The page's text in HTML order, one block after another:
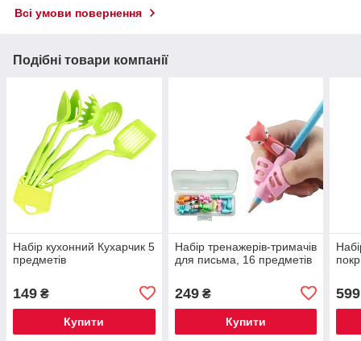
Всі умови повернення
Подібні товари компанії
Набір кухонний Кухарчик 5
предметів
149 ₴
Купити
Набір тренажерів-тримачів
для письма, 16 предметів
249₴
Купити
599